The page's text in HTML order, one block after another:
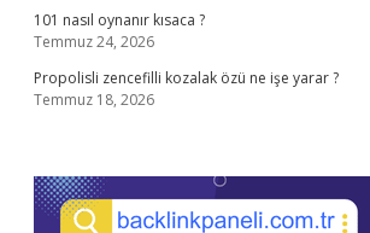
101 nasıl oynanır kısaca ?
Temmuz 24, 2026
Propolisli zencefilli kozalak özü ne işe yarar ?
Temmuz 18, 2026